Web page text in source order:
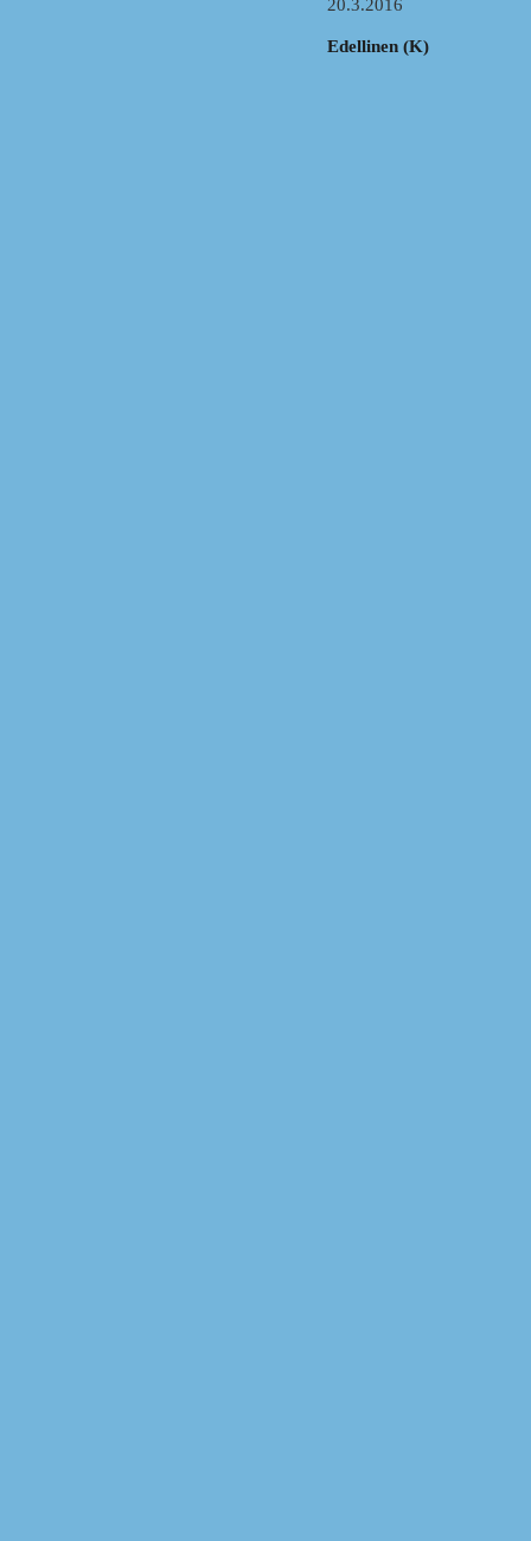
20.3.2016
Edellinen (K)